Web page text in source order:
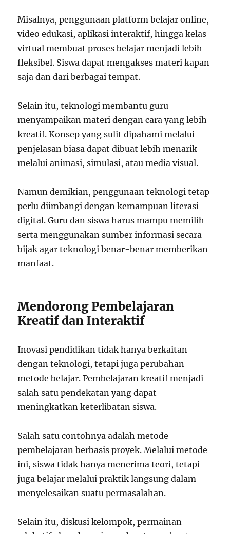
Misalnya, penggunaan platform belajar online,
video edukasi, aplikasi interaktif, hingga kelas
virtual membuat proses belajar menjadi lebih
fleksibel. Siswa dapat mengakses materi kapan
saja dan dari berbagai tempat.
Selain itu, teknologi membantu guru
menyampaikan materi dengan cara yang lebih
kreatif. Konsep yang sulit dipahami melalui
penjelasan biasa dapat dibuat lebih menarik
melalui animasi, simulasi, atau media visual.
Namun demikian, penggunaan teknologi tetap
perlu diimbangi dengan kemampuan literasi
digital. Guru dan siswa harus mampu memilih
serta menggunakan sumber informasi secara
bijak agar teknologi benar-benar memberikan
manfaat.
Mendorong Pembelajaran
Kreatif dan Interaktif
Inovasi pendidikan tidak hanya berkaitan
dengan teknologi, tetapi juga perubahan
metode belajar. Pembelajaran kreatif menjadi
salah satu pendekatan yang dapat
meningkatkan keterlibatan siswa.
Salah satu contohnya adalah metode
pembelajaran berbasis proyek. Melalui metode
ini, siswa tidak hanya menerima teori, tetapi
juga belajar melalui praktik langsung dalam
menyelesaikan suatu permasalahan.
Selain itu, diskusi kelompok, permainan